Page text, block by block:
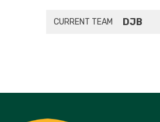
CURRENT TEAM DJB